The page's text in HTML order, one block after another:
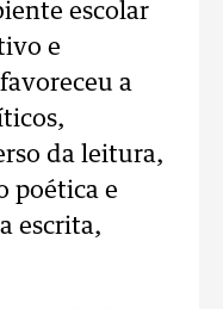
escolar
e
a
da leitura,
poética e
escrita,